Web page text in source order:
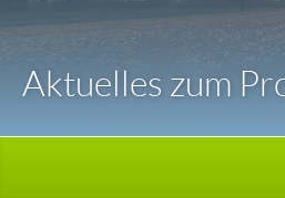
Unser Projekt
Aktuelles zum